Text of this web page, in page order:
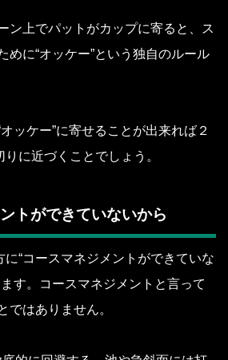
ン上でパットがカップに寄ると、ス
めに“オッケー”という独自のルール
ッケー”に寄せることが出来れば２
に近づくことでしょう。
トができていないから
“コースマネジメントができていな
す。コースマネジメントと言って
ではありません。